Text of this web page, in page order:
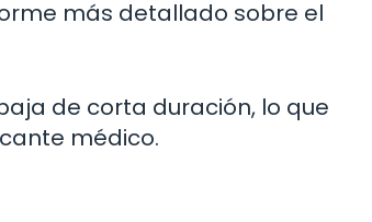
más detallado sobre el
de corta duración, lo que
médico.